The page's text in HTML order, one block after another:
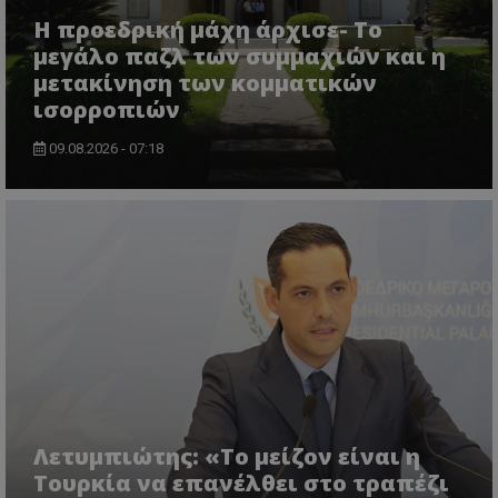
Η προεδρική μάχη άρχισε- Το
μεγάλο παζλ των συμμαχιών και η
μετακίνηση των κομματικών
ισορροπιών
09.08.2026 - 07:18
Λετυμπιώτης: «Το μείζον είναι η
Τουρκία να επανέλθει στο τραπέζι
.youtube.com